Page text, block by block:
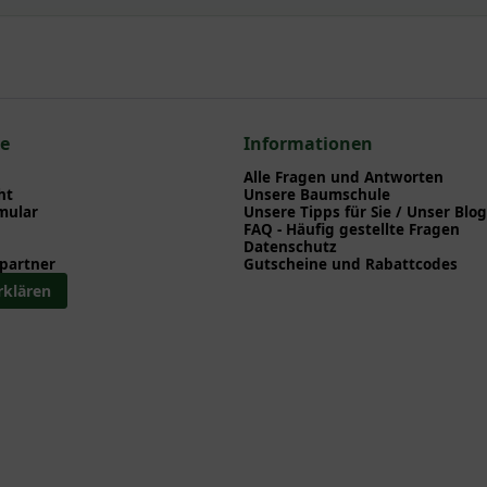
Informationen
Alle Fragen und Antworten
Unsere Baumschule
Unsere Tipps für Sie / Unser Blog
FAQ - Häufig gestellte Fragen
Datenschutz
Gutscheine und Rabattcodes